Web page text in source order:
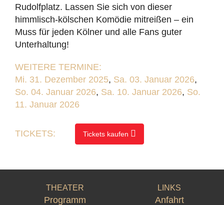
Rudolfplatz. Lassen Sie sich von dieser
himmlisch-kölschen Komödie mitreißen – ein
Muss für jeden Kölner und alle Fans guter
Unterhaltung!
WEITERE TERMINE:
Mi. 31. Dezember 2025, Sa. 03. Januar 2026,
So. 04. Januar 2026, Sa. 10. Januar 2026, So.
11. Januar 2026
TICKETS: Tickets kaufen
THEATER
Programm
LINKS
Anfahrt